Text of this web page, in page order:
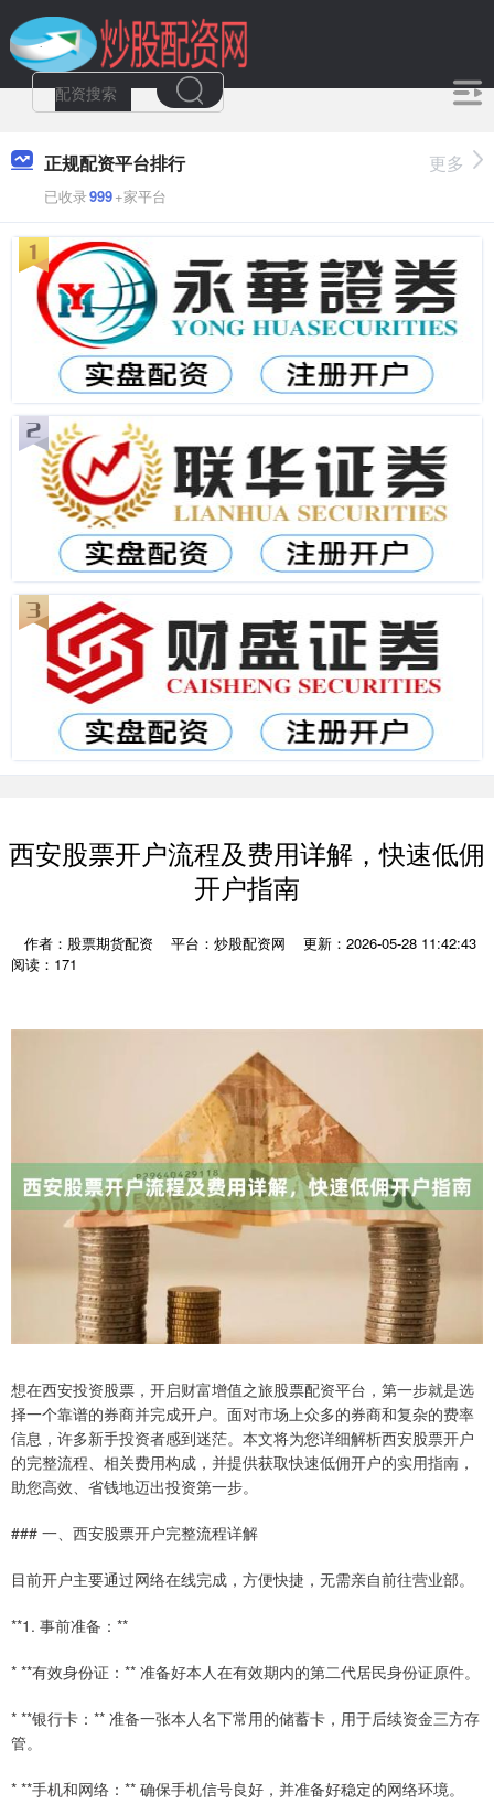
正规配资平台排行
已收录999+家平台
更多
西安股票开户流程及费用详解，快速低佣
开户指南
作者：股票期货配资 平台：炒股配资网
更新：2026-05-28 11:42:43
阅读：171
想在西安投资股票，开启财富增值之旅股票配资平台，第一步就是选
择一个靠谱的券商并完成开户。面对市场上众多的券商和复杂的费率
信息，许多新手投资者感到迷茫。本文将为您详细解析西安股票开户
的完整流程、相关费用构成，并提供获取快速低佣开户的实用指南，
助您高效、省钱地迈出投资第一步。
### 一、西安股票开户完整流程详解
目前开户主要通过网络在线完成，方便快捷，无需亲自前往营业部。
**1. 事前准备：**
* **有效身份证：** 准备好本人在有效期内的第二代居民身份证原件。
* **银行卡：** 准备一张本人名下常用的储蓄卡，用于后续资金三方存
管。
* **手机和网络：** 确保手机信号良好，并准备好稳定的网络环境。